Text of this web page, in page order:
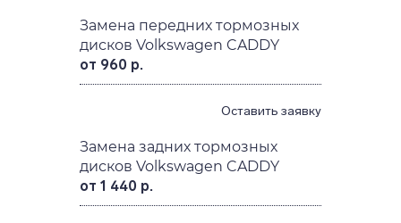
Замена передних тормозных
дисков Volkswagen CADDY
от 960 р.
Оставить заявку
Замена задних тормозных
дисков Volkswagen CADDY
от 1 440 р.